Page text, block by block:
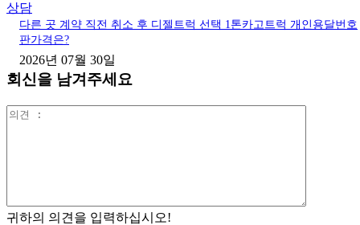
상담
다른 곳 계약 직전 취소 후 디젤트럭 선택 1톤카고트럭 개인용달번호
판가격은?
2026년 07월 30일
회신을 남겨주세요
귀하의 의견을 입력하십시오!